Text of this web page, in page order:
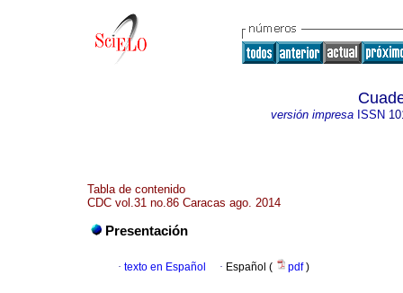
versión impresaISSN
Tabla de contenido
CDC vol.31 no.86 Caracas ago. 2014
Presentación
· texto en Español · Español ( pdf)